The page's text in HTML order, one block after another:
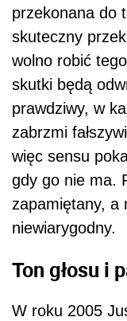
przekonana do
skuteczny
wolno robić
skutki będą
prawdziwy, w
zabrzmi
więc sensu
gdy go nie ma.
zapamiętany, a
niewiarygodny.
Ton głosu i
W roku 2005